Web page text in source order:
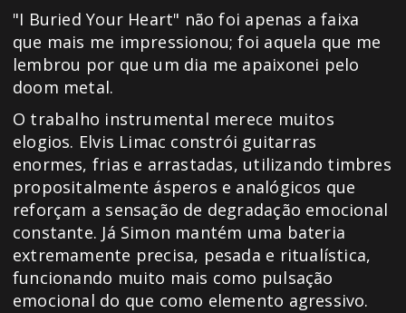
"I Buried Your Heart" não foi apenas a faixa
que mais me impressionou; foi aquela que me
lembrou por que um dia me apaixonei pelo
doom metal.
O trabalho instrumental merece muitos
elogios. Elvis Limac constrói guitarras
enormes, frias e arrastadas, utilizando timbres
propositalmente ásperos e analógicos que
reforçam a sensação de degradação emocional
constante. Já Simon mantém uma bateria
extremamente precisa, pesada e ritualística,
funcionando muito mais como pulsação
emocional do que como elemento agressivo.